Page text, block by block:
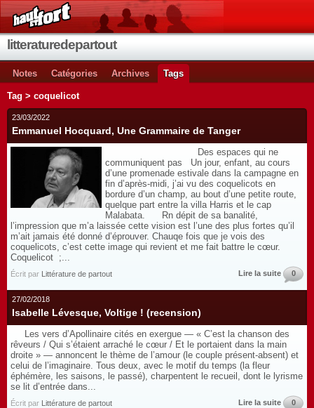
litteraturedepartout
Notes Catégories Archives Tags
Tag > coquelicot
23/03/2022
Emmanuel Hocquard, Une Grammaire de Tanger
Des espaces qui ne
communiquent pas Un jour, enfant, au cours
d’une promenade estivale dans la campagne en
fin d’après-midi, j’ai vu des coquelicots en
bordure d’un champ, au bout d’une petite route,
quelque part entre la villa Harris et le cap
Malabata. Rn dépit de sa banalité,
l’impression que m’a laissée cette vision est l’une des plus fortes qu’il
m’ait jamais été donné d’éprouver. Chauqe fois que je vois des
coquelicots, c’est cette image qui revient et me fait battre le cœur.
Coquelicot ;...
Écrit par Littérature de partout Lire la suite 0
27/02/2018
Isabelle Lévesque, Voltige ! (recension)
Les vers d’Apollinaire cités en exergue — « C’est la chanson des
rêveurs / Qui s’étaient arraché le cœur / Et le portaient dans la main
droite » — annoncent le thème de l’amour (le couple présent-absent) et
celui de l’imaginaire. Tous deux, avec le motif du temps (la fleur
éphémère, les saisons, le passé), charpentent le recueil, dont le lyrisme
se lit d’entrée dans...
Écrit par Littérature de partout Lire la suite 0